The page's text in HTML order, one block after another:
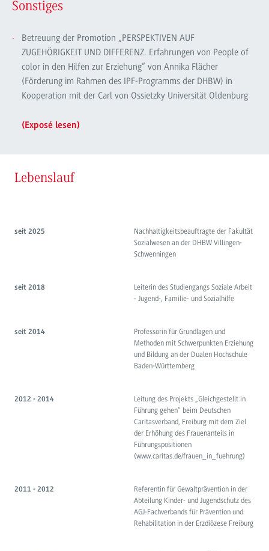
Sonstiges
Betreuung der Promotion „PERSPEKTIVEN AUF
ZUGEHÖRIGKEIT UND DIFFERENZ. Erfahrungen von People of
color in den Hilfen zur Erziehung“ von Annika Flächer
(Förderung im Rahmen des IPF-Programms der DHBW) in
Kooperation mit der Carl von Ossietzky Universität Oldenburg
(Exposé lesen)
Lebenslauf
seit 2025
Nachhaltigkeitsbeauftragte der Fakultät
Sozialwesen an der DHBW Villingen-
Schwenningen
seit 2018
Leiterin des Studiengangs Soziale Arbeit
- Jugend-, Familie- und Sozialhilfe
seit 2014
Professorin für Grundlagen und
Methoden mit Schwerpunkten Erziehung
und Bildung an der Dualen Hochschule
Baden-Württemberg
2012 - 2014
Leitung des Projekts „Gleichgestellt in
Führung gehen“ beim Deutschen
Caritasverband, Freiburg mit dem Ziel
der Erhöhung des Frauenanteils in
Führungspositionen
(www.caritas.de/frauen_in_fuehrung)
2011 - 2012
Referentin für Gewaltprävention in der
Abteilung Kinder- und Jugendschutz des
AGJ-Fachverbands für Prävention und
Rehabilitation in der Erzdiözese Freiburg